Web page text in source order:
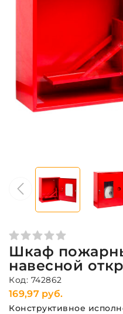
Шкаф
навесной
Код: 742862
169,97 руб.
Конструктивное